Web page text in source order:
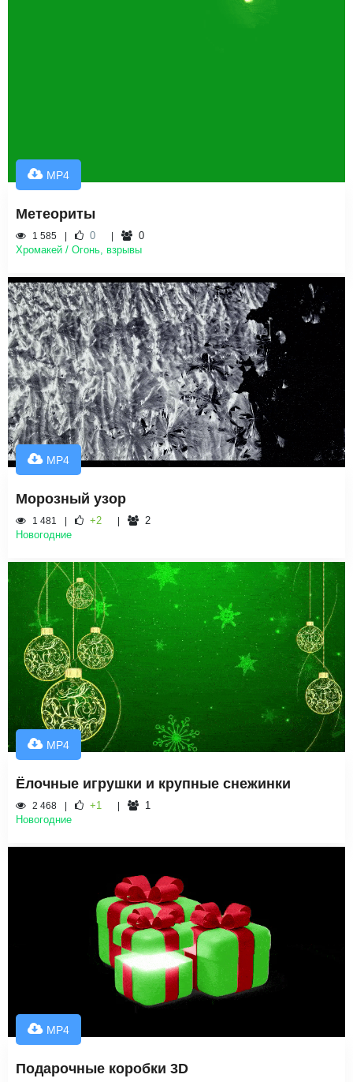
MP4
Метеориты
1 585 0
0
Хромакей / Огонь, взрывы
MP4
Морозный узор
1 481 +2
2
Новогодние
MP4
Ёлочные игрушки и крупные снежинки
2 468 +1
1
Новогодние
MP4
Подарочные коробки 3D